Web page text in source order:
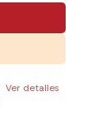
Ver detalles